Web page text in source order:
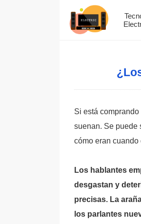
Si está
suenan. Se puede
cómo eran
Los hablantes
desgastan y
precisas. La
los parlantes